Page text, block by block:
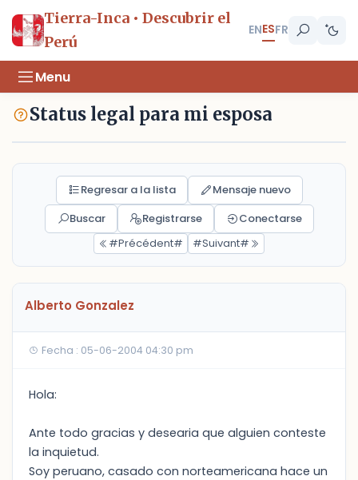
Tierra-Inca • Descubrir el
Perú
ENESFR
Menu
Status legal para mi esposa
Regresar a la lista
Mensaje nuevo
Buscar
Registrarse
Conectarse
#Précédent#
#Suivant#
Alberto Gonzalez
Fecha : 05-06-2004 04:30 pm
Hola:
Ante todo gracias y desearia que alguien conteste
la inquietud.
Soy peruano, casado con norteamericana hace un